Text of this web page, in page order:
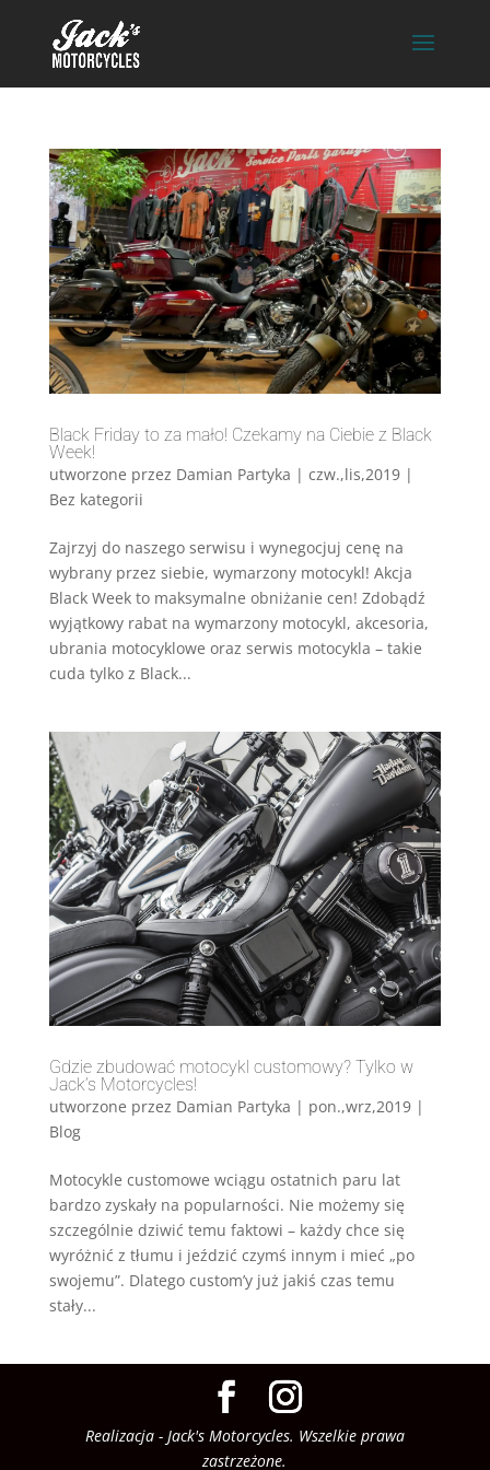
Black Friday to za mało! Czekamy na Ciebie z Black
Week!
utworzone przez Damian Partyka | czw.,lis,2019|
Bez kategorii
Zajrzyj do naszego serwisu i wynegocjuj cenę na
wybrany przez siebie, wymarzony motocykl! Akcja
Black Week to maksymalne obniżanie cen! Zdobądź
wyjątkowy rabat na wymarzony motocykl, akcesoria,
ubrania motocyklowe oraz serwis motocykla – takie
cuda tylko z Black...
Gdzie zbudować motocykl customowy? Tylko w
Jack’s Motorcycles!
utworzone przez Damian Partyka | pon.,wrz,2019|
Blog
Motocykle customowe wciągu ostatnich paru lat
bardzo zyskały na popularności. Nie możemy się
szczególnie dziwić temu faktowi – każdy chce się
wyróżnić z tłumu i jeździć czymś innym i mieć „po
swojemu”. Dlatego custom’y już jakiś czas temu
stały...
Realizacja - Jack's Motorcycles. Wszelkie prawa
zastrzeżone.